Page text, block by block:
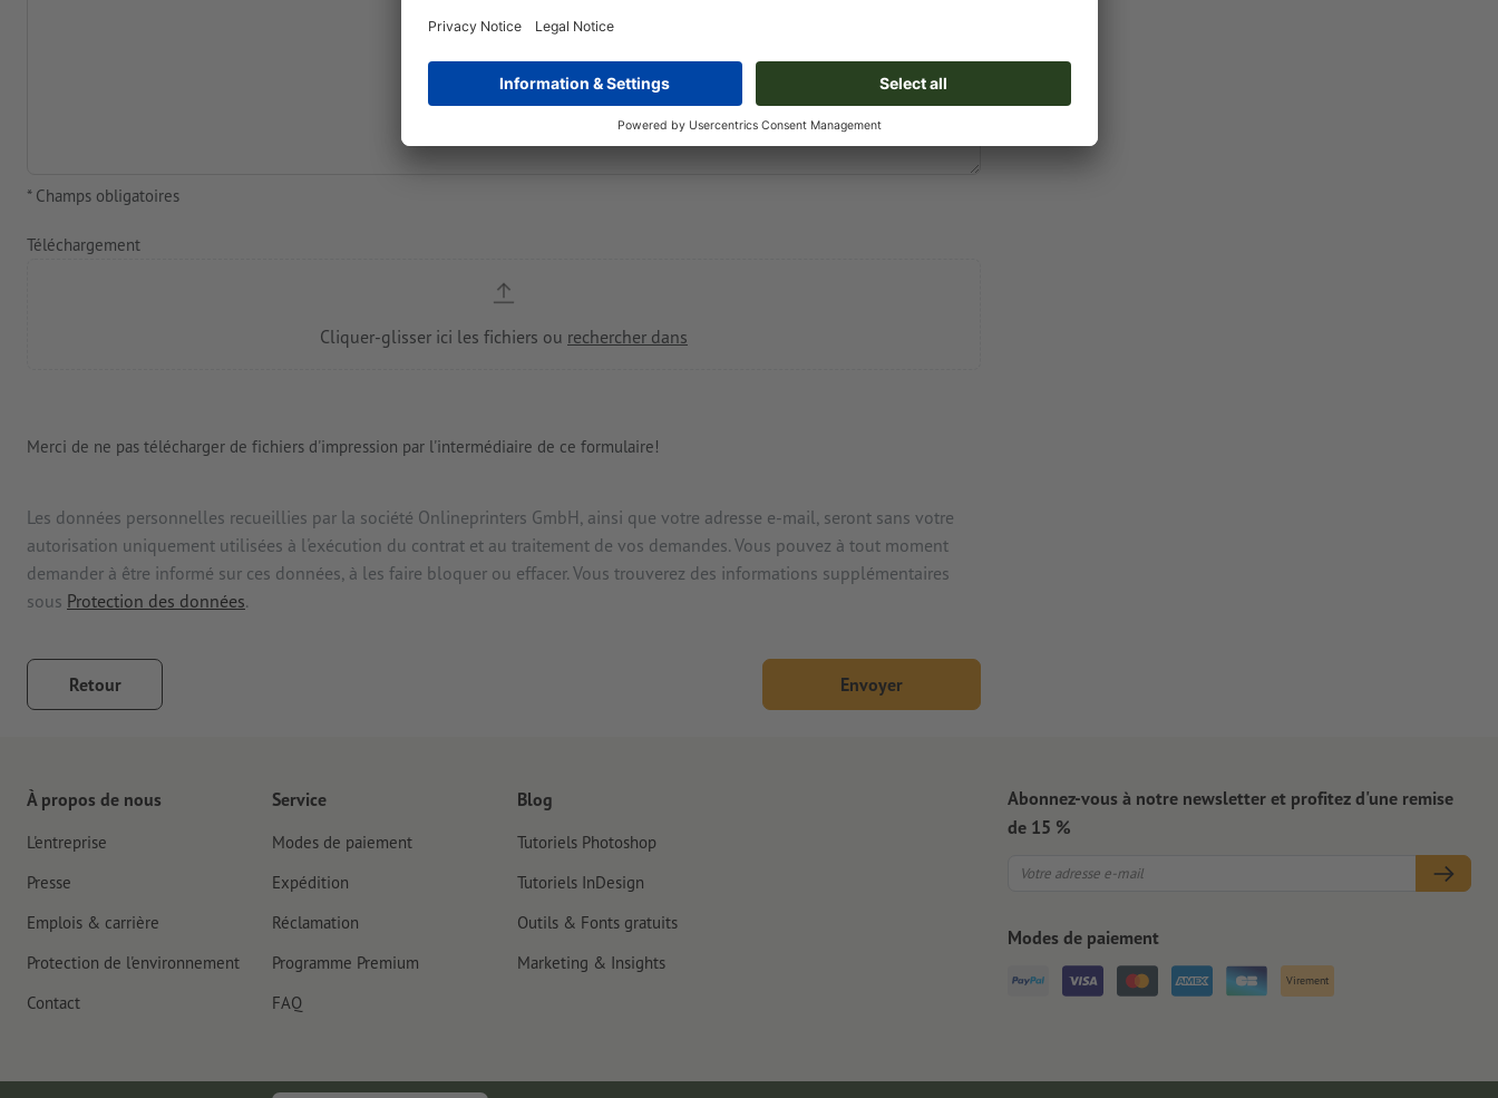
* Champs obligatoires
Téléchargement
Merci de ne pas télécharger de fichiers d'impression par l'intermédiaire de ce formulaire!
Les données personnelles recueillies par la société Onlineprinters GmbH, ainsi que votre adresse e-mail, seront sans votre
autorisation uniquement utilisées à l'exécution du contrat et au traitement de vos demandes. Vous pouvez à tout moment
demander à être informé sur ces données, à les faire bloquer ou effacer. Vous trouverez des informations supplémentaires
sous Protection des données.
Retour Envoyer
À propos de nous
L'entreprise
Presse
Emplois & carrière
Protection de l'environnement
Contact
Service
Modes de paiement
Expédition
Réclamation
Programme Premium
FAQ
Blog
Tutoriels Photoshop
Tutoriels InDesign
Outils & Fonts gratuits
Marketing & Insights
Abonnez-vous à notre newsletter et profitez d'une remise
de 15 %
Modes de paiement
Virement